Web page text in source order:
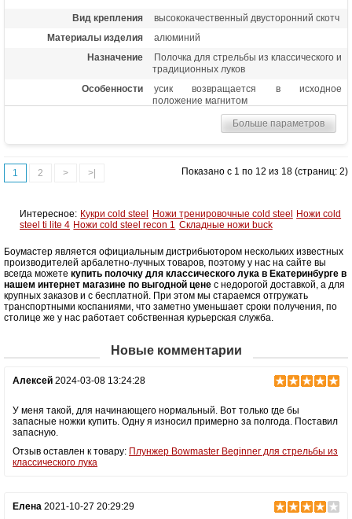
Вид крепления
высококачественный двусторонний скотч
Материалы изделия
алюминий
Назначение
Полочка для стрельбы из классического и
традиционных луков
Особенности
усик возвращается в исходное
положение магнитом
Больше параметров
1 2 > >| Показано с 1 по 12 из 18 (страниц: 2)
Интересное: Кукри cold steel Ножи тренировочные cold steel Ножи cold
steel ti lite 4 Ножи cold steel recon 1 Складные ножи buck
Боумастер является официальным дистрибьютором нескольких известных
производителей арбалетно-лучных товаров, поэтому у нас на сайте вы
всегда можете купить полочку для классического лука в Екатеринбурге в
нашем интернет магазине по выгодной цене с недорогой доставкой, а для
крупных заказов и с бесплатной. При этом мы стараемся отгружать
транспортными коспаниями, что заметно уменьшает сроки получения, по
столице же у нас работает собственная курьерская служба.
Новые комментарии
Алексей 2024-03-08 13:24:28
У меня такой, для начинающего нормальный. Вот только где бы
запасные ножки купить. Одну я износил примерно за полгода. Поставил
запасную.
Отзыв оставлен к товару: Плунжер Bowmaster Beginner для стрельбы из
классического лука
Елена 2021-10-27 20:29:29